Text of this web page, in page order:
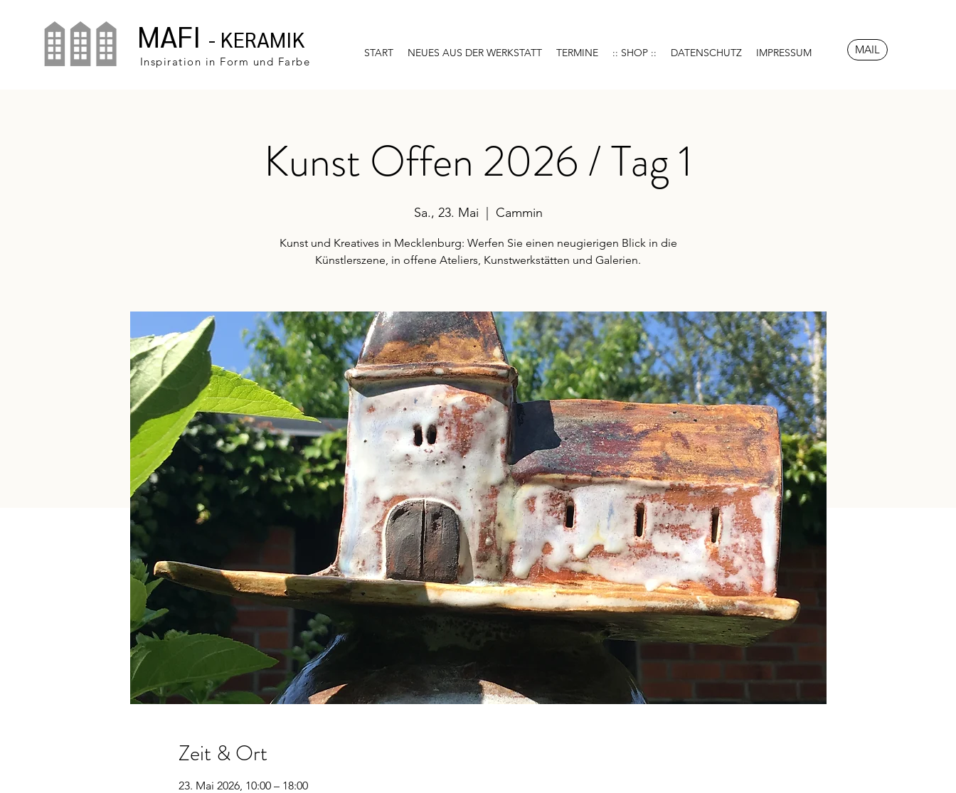
MAFI - KERAMIK
Inspiration in Form und Farbe
START NEUES AUS DER WERKSTATT TERMINE :: SHOP :: DATENSCHUTZ IMPRESSUM MAIL
Kunst Offen 2026 / Tag 1
Sa., 23. Mai Cammin
Kunst und Kreatives in Mecklenburg: Werfen Sie einen neugierigen Blick in die
Künstlerszene, in offene Ateliers, Kunstwerkstätten und Galerien.
Zeit & Ort
23. Mai 2026, 10:00 – 18:00